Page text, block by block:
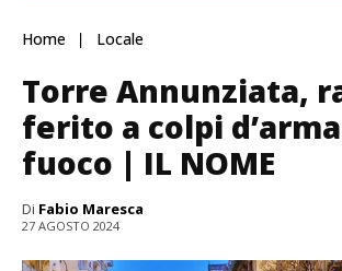
Home Locale
Torre Annunziata,
ferito a colpi
fuoco | IL NOME
Di Fabio Maresca
27 AGOSTO 2024